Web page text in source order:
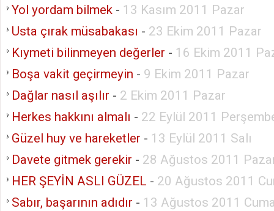
Yol yordam bilmek - 13 Kasım 2011 Pazar
Usta çırak müsabakası - 23 Ekim 2011 Pazar
Kıymeti bilinmeyen değerler - 16 Ekim 2011
Boşa vakit geçirmeyin - 9 Ekim 2011 Pazar
Dağlar nasıl aşılır - 2 Ekim 2011 Pazar
Herkes hakkını almalı - 22 Eylül 2011
Güzel huy ve hareketler - 13 Eylül 2011 Salı
Davete gitmek gerekir - 28 Ağustos 2011
HER ŞEYİN ASLI GÜZEL - 20 Ağustos 2011
Sabır, başarının adıdır - 13 Ağustos 2011